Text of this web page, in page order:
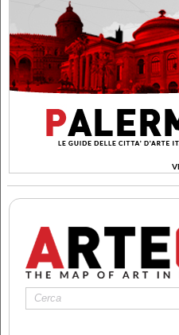
>